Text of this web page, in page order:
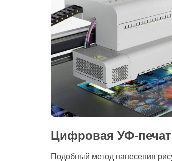
Цифровая УФ-
Подобный метод нанесения